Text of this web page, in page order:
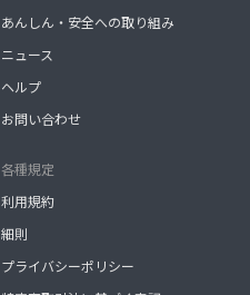
あんしん・安全への取り組み
ニュース
ヘルプ
お問い合わせ
各種規定
利用規約
細則
プライバシーポリシー